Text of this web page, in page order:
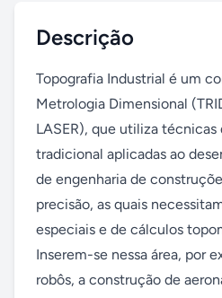
Descrição
Topografia Industrial é um
Metrologia Dimensional
LASER), que utiliza técnicas
tradicional aplicadas ao
de engenharia de
precisão, as quais
especiais e de cálculos
Inserem-se nessa área, por
robôs, a construção de